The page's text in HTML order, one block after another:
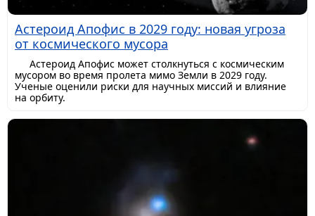
Астероид Апофис в 2029 году: новая угроза
от космического мусора
Астероид Апофис может столкнуться с космическим
мусором во время пролета мимо Земли в 2029 году.
Ученые оценили риски для научных миссий и влияние
на орбиту.